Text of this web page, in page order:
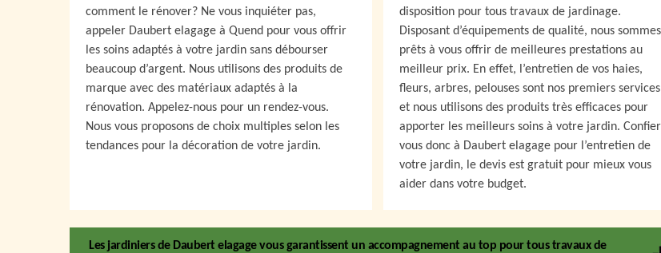
comment le rénover? Ne vous inquiéter pas,
appeler Daubert elagage à Quend pour vous offrir
les soins adaptés à votre jardin sans débourser
beaucoup d’argent. Nous utilisons des produits de
marque avec des matériaux adaptés à la
rénovation. Appelez-nous pour un rendez-vous.
Nous vous proposons de choix multiples selon les
tendances pour la décoration de votre jardin.
disposition pour tous travaux de jardinage.
Disposant d’équipements de qualité, nous sommes
prêts à vous offrir de meilleures prestations au
meilleur prix. En effet, l’entretien de vos haies,
fleurs, arbres, pelouses sont nos premiers
et nous utilisons des produits très efficaces pour
apporter les meilleurs soins à votre jardin.
vous donc à Daubert elagage pour l’entretien de
votre jardin, le devis est gratuit pour mieux vous
aider dans votre budget.
Les jardiniers de Daubert elagage vous garantissent un accompagnement au top pour tous travaux de